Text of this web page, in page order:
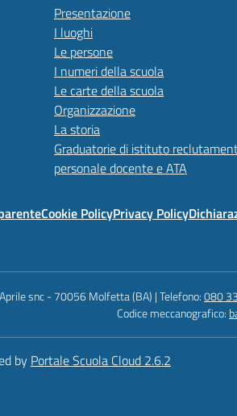
Presentazione
I luoghi
Le persone
I numeri della scuola
Le carte della scuola
Organizzazione
La storia
Graduatorie di istituto
personale docente e ATA
Cookie PolicyPrivacy Policy
snc - 70056 Molfetta (BA) | Telefono:080
Codice meccanografico:
by Portale Scuola Cloud 2.6.2